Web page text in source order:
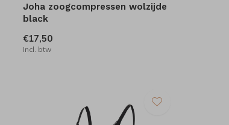
Joha zoogcompressen wolzijde
black
€17,50
Incl. btw